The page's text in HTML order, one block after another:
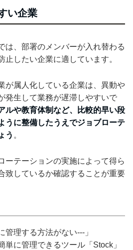
い企業
は、部署のメンバーが入れ替わる
止したい企業に適しています。
が属人化している企業は、異動や
発生して業務が遅滞しやすいで
ルや教育体制など、比較的早い段
うに整備したうえでジョブローテ
う 。
ーテーションの実施によって得ら
致しているか確認することが重要
管理する方法がない---」
単に管理できるツール「Stock」